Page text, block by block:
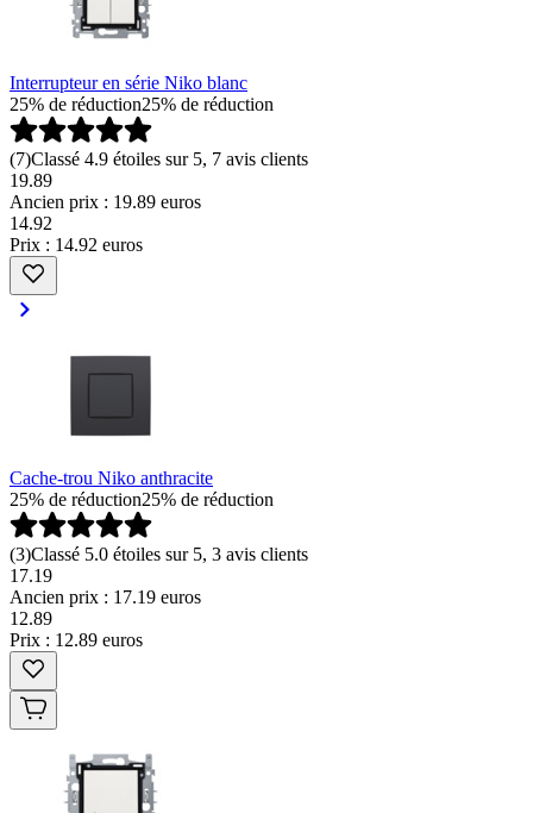
Interrupteur en série Niko blanc
25% de réduction25% de réduction
(7)Classé 4.9 étoiles sur 5, 7 avis clients
19.89
Ancien prix : 19.89 euros
14.92
Prix : 14.92 euros
Cache-trou Niko anthracite
25% de réduction25% de réduction
(3)Classé 5.0 étoiles sur 5, 3 avis clients
17.19
Ancien prix : 17.19 euros
12.89
Prix : 12.89 euros